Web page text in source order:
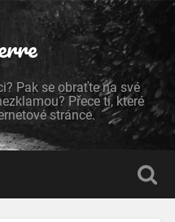
Pak se obraťte na své
Přece ti, které
stránce.